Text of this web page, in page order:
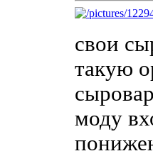
свои
такую
моду